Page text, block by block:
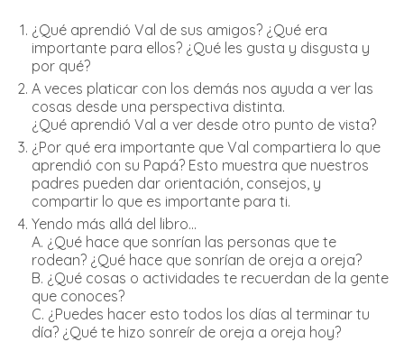
¿Qué aprendió Val de sus amigos? ¿Qué era
importante para ellos? ¿Qué les gusta y disgusta y
por qué?
A veces platicar con los demás nos ayuda a ver las
cosas desde una perspectiva distinta.
¿Qué aprendió Val a ver desde otro punto de vista?
¿Por qué era importante que Val compartiera lo que
aprendió con su Papá? Esto muestra que nuestros
padres pueden dar orientación, consejos, y
compartir lo que es importante para ti.
Yendo más allá del libro...
A. ¿Qué hace que sonrían las personas que te
rodean? ¿Qué hace que sonrían de oreja a oreja?
B. ¿Qué cosas o actividades te recuerdan de la gente
que conoces?
C. ¿Puedes hacer esto todos los días al terminar tu
día? ¿Qué te hizo sonreír de oreja a oreja hoy?